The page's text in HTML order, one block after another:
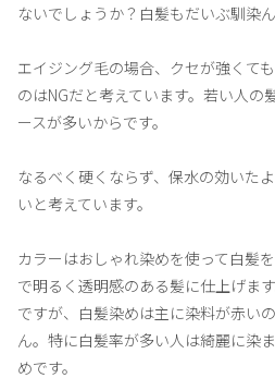
ないでしょうか？白髪もだいぶ馴染
エイジング毛の場合、クセが強くて
のはNGだと考えています。若い人の
ースが多いからです。
なるべく硬くならず、保水の効いた
いと考えています。
カラーはおしゃれ染めを使って白髪
で明るく透明感のある髪に仕上げま
ですが、白髪染めは主に染料が赤い
ん。特に白髪率が多い人は綺麗に染
めです。